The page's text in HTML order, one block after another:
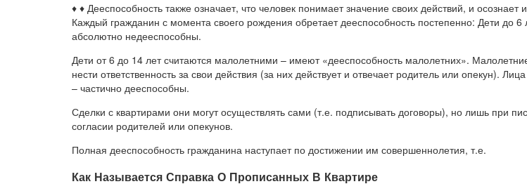
♦ ♦ Дееспособность также означает, что человек понимает значение своих действий, и осознает
Каждый гражданин с момента своего рождения обретает дееспособность постепенно: Дети до 6
абсолютно недееспособны.
Дети от 6 до 14 лет считаются малолетними – имеют «дееспособность малолетних».
нести ответственность за свои действия (за них действует и отвечает родитель или опекун).
– частично дееспособны.
Сделки с квартирами они могут осуществлять сами (т.е. подписывать договоры), но лишь при
согласии родителей или опекунов.
Полная дееспособность гражданина наступает по достижении им совершеннолетия, т.е.
Как Называется Справка О Прописанных В Квартире